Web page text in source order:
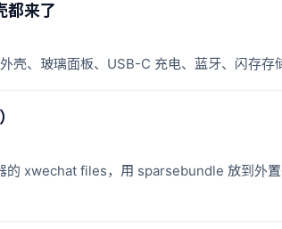
都来了
、玻璃面板、USB-C 充电、蓝牙、闪存存
的 xwechat files，用 sparsebundle 放到外